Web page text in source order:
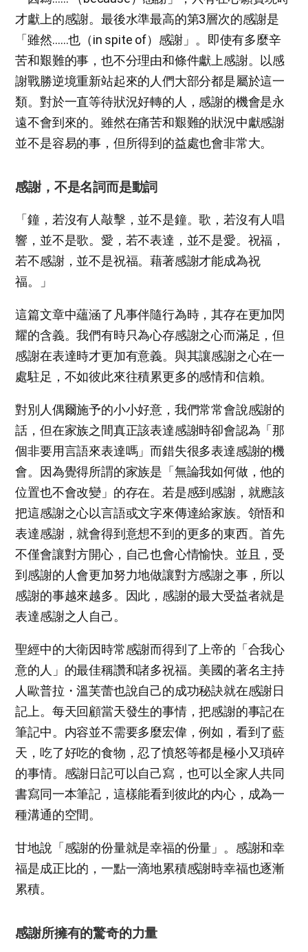
才獻上的感謝。最後水準最高的第3層次的感謝是
「雖然……也（in spite of）感謝」。即使有多麼辛
苦和艱難的事，也不分理由和條件獻上感謝。以感
謝戰勝逆境重新站起來的人們大部分都是屬於這一
類。對於一直等待狀況好轉的人，感謝的機會是永
遠不會到來的。雖然在痛苦和艱難的狀況中獻感謝
並不是容易的事，但所得到的益處也會非常大。
感謝，不是名詞而是動詞
「鐘，若沒有人敲擊，並不是鐘。歌，若沒有人唱
響，並不是歌。愛，若不表達，並不是愛。祝福，
若不感謝，並不是祝福。藉著感謝才能成為祝
福。」
這篇文章中蘊涵了凡事伴隨行為時，其存在更加閃
耀的含義。我們有時只為心存感謝之心而滿足，但
感謝在表達時才更加有意義。與其讓感謝之心在一
處駐足，不如彼此來往積累更多的感情和信賴。
對別人偶爾施予的小小好意，我們常常會說感謝的
話，但在家族之間真正該表達感謝時卻會認為「那
個非要用言語來表達嗎」而錯失很多表達感謝的機
會。因為覺得所謂的家族是「無論我如何做，他的
位置也不會改變」的存在。若是感到感謝，就應該
把這感謝之心以言語或文字來傳達給家族。領悟和
表達感謝，就會得到意想不到的更多的東西。首先
不僅會讓對方開心，自己也會心情愉快。並且，受
到感謝的人會更加努力地做讓對方感謝之事，所以
感謝的事越來越多。因此，感謝的最大受益者就是
表達感謝之人自己。
聖經中的大衛因時常感謝而得到了上帝的「合我心
意的人」的最佳稱讚和諸多祝福。美國的著名主持
人歐普拉・溫芙蕾也說自己的成功秘訣就在感謝日
記上。每天回顧當天發生的事情，把感謝的事記在
筆記中。内容並不需要多麼宏偉，例如，看到了藍
天，吃了好吃的食物，忍了憤怒等都是極小又瑣碎
的事情。感謝日記可以自己寫，也可以全家人共同
書寫同一本筆記，這樣能看到彼此的内心，成為一
種溝通的空間。
甘地說「感謝的份量就是幸福的份量」。感謝和幸
福是成正比的，一點一滴地累積感謝時幸福也逐漸
累積。
感謝所擁有的驚奇的力量